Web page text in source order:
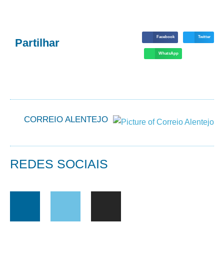
Partilhar Facebook Twitter
WhatsApp
CORREIO ALENTEJO
REDES SOCIAIS